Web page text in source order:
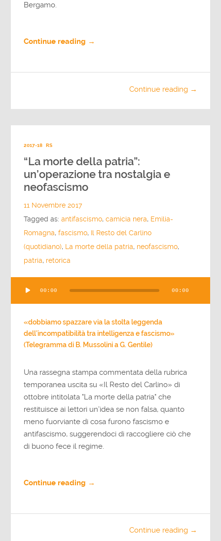
Bergamo.
Continue reading →
Continue reading →
2017-18 RS
“La morte della patria”:
un’operazione tra nostalgia e
neofascismo
11 Novembre 2017
Tagged as:antifascismo,camicia nera, Emilia-
Romagna,fascismo, Il Resto del Carlino
(quotidiano), La morte della patria, neofascismo,
patria, retorica
Player
00:00 00:00
«dobbiamo spazzare via la stolta leggenda
dell’incompatibilità tra intelligenza e fascismo»
(Telegramma di B. Mussolini a G. Gentile)
Una rassegna stampa commentata della rubrica
temporanea uscita su «Il Resto del Carlino» di
ottobre intitolata "La morte della patria" che
restituisce ai lettori un’idea se non falsa, quanto
meno fuorviante di cosa furono fascismo e
antifascismo, suggerendoci di raccogliere ciò che
di buono fece il regime.
Continue reading →
Continue reading →